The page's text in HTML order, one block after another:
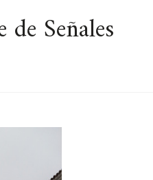
Señales